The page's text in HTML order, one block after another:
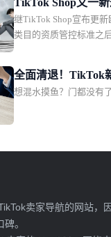
TikTok Shop又一
务必及时补齐资质
继TikTok Shop宣布更
类目的资质管控标准之
具、化妆品、母婴5大
方位“纠错补漏”，泰国
全面清退！TikTok
更难躺赢
想混水摸鱼？门都没有
卖家导航的网站，
。